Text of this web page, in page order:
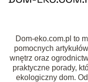
Dom-eko.com.pl to
pomocnych
wnętrz oraz
praktyczne porady,
ekologiczny dom.